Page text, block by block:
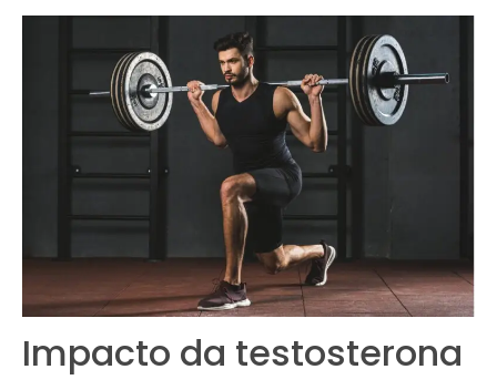
Impacto da testosterona